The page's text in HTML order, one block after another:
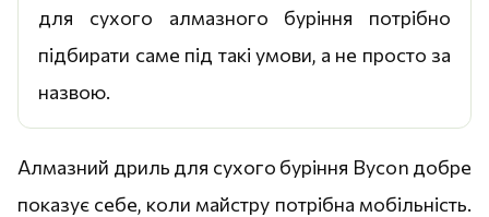
для сухого алмазного буріння потрібно
підбирати саме під такі умови, а не просто за
назвою.
Алмазний дриль для сухого буріння Bycon добре
показує себе, коли майстру потрібна мобільність.